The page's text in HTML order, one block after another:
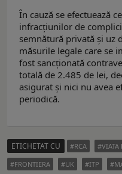
În cauză se efectuează
infracţiunilor de
semnătură privată și uz
măsurile legale care se
fost sancționată
totală de 2.485 de lei,
asigurat și nici nu avea
periodică.
ETICHETAT CU RCA VIATA
FRONTIERA
UK ITP